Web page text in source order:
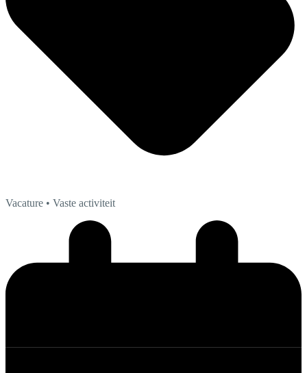
Vacature • Vaste activiteit